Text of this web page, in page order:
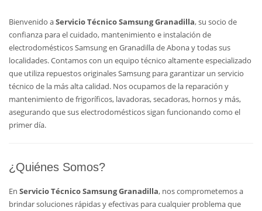
Bienvenido aServicio Técnico Samsung Granadilla, su socio de
confianza para el cuidado, mantenimiento e instalación de
electrodomésticos Samsung en Granadilla de Abona y todas sus
localidades. Contamos con un equipo técnico altamente especializado
que utiliza repuestos originales Samsung para garantizar un servicio
técnico de la más alta calidad. Nos ocupamos de la reparación y
mantenimiento de frigoríficos, lavadoras, secadoras, hornos y más,
asegurando que sus electrodomésticos sigan funcionando como el
primer día.
¿Quiénes Somos?
En Servicio Técnico Samsung Granadilla, nos comprometemos a
brindar soluciones rápidas y efectivas para cualquier problema que